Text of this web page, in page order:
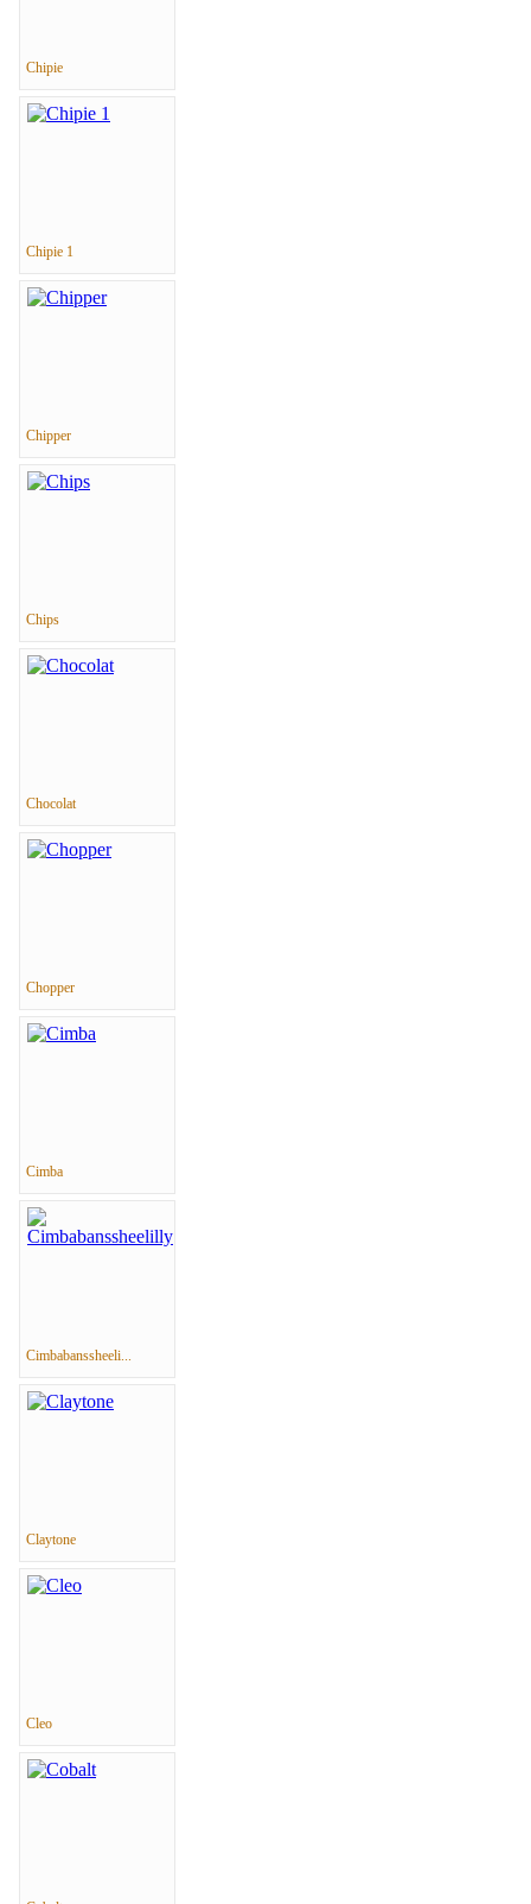
Chipie
Chipie 1
Chipper
Chips
Chocolat
Chopper
Cimba
Cimbabanssheeli...
Claytone
Cleo